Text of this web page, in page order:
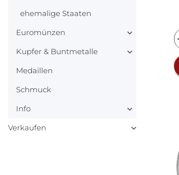
ehemalige Staaten
Euromünzen
Kupfer & Buntmetalle
Medaillen
Schmuck
Info
Verkaufen